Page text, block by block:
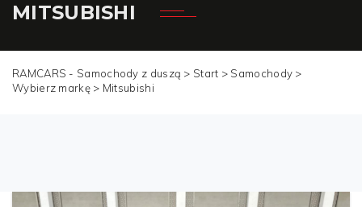
MITSUBISHI
RAMCARS - Samochody z duszą > Start > Samochody >
Wybierz markę > Mitsubishi